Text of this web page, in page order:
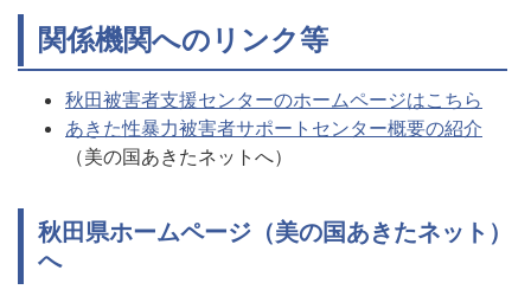
関係機関へのリンク等
秋田被害者支援センターのホームページはこちら
あきた性暴力被害者サポートセンター概要の紹介
（美の国あきたネットへ）
秋田県ホームページ（美の国あきたネット）
へ